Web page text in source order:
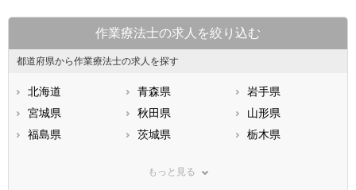
作業療法士の求人を絞り込む
都道府県から作業療法士の求人を探す
北海道 青森県
岩手県
宮城県
秋田県
山形県
福島県
茨城県
栃木県
神奈川県
もっと見る